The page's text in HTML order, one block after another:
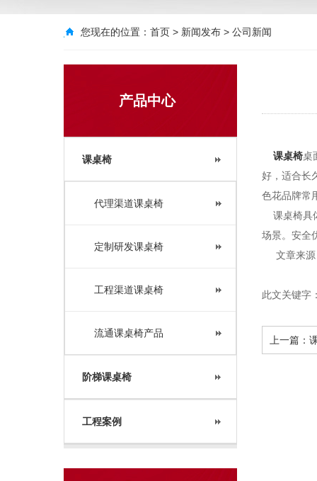
您现在的位置： 首页 > 新闻发布 > 公司新闻
产品中心
课桌椅
代理渠道课桌椅
定制研发课桌椅
工程渠道课桌椅
流通课桌椅产品
阶梯课桌椅
工程案例
课桌椅桌
好，适合长
色花品牌常
课桌椅具
场景。安全
文章来源
此文关键字
上一篇：